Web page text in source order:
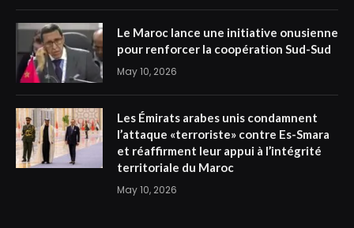
Le Maroc lance une initiative onusienne
pour renforcer la coopération Sud-Sud
May 10, 2026
Les Émirats arabes unis condamnent
l’attaque «terroriste» contre Es-Smara
et réaffirment leur appui à l’intégrité
territoriale du Maroc
May 10, 2026